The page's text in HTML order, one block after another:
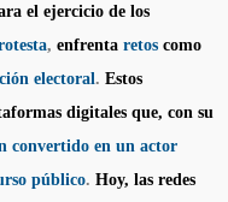
el ejercicio de los
, enfrenta retos como
electoral. Estos
digitales que, con su
convertido en un actor
público. Hoy, las redes